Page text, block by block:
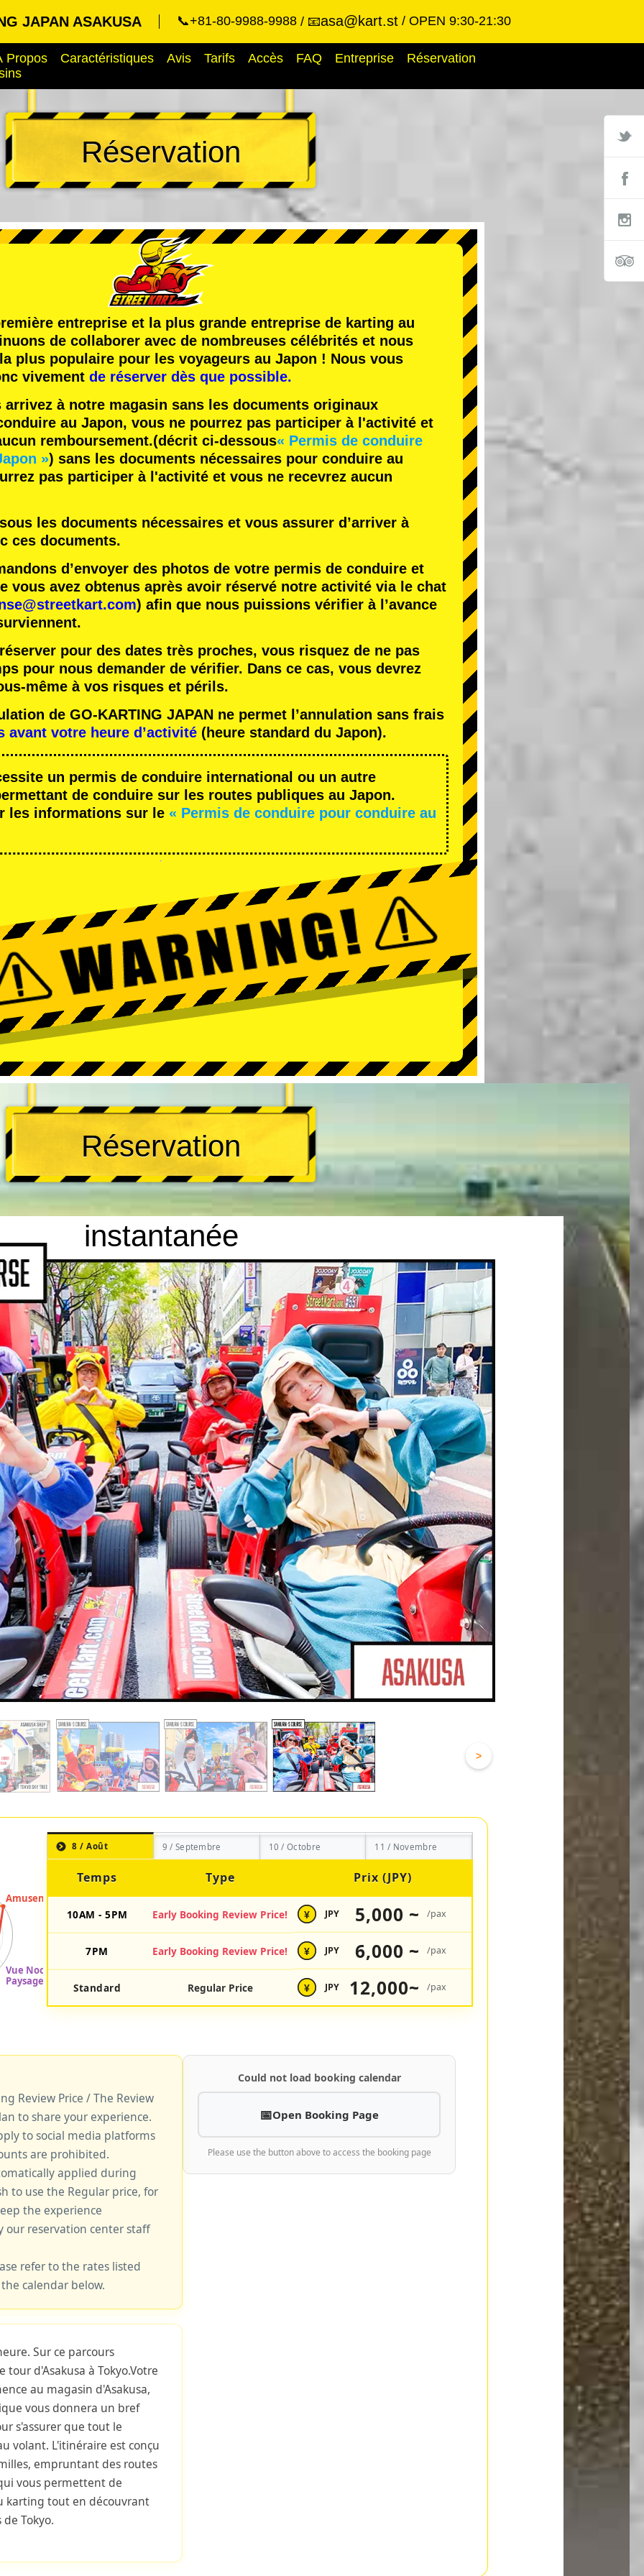
JAPAN ASAKUSA 📞+81-80-9988-9988 📧asa@kart.st OPEN 9:30-21:30
Propos Caractéristiques Avis Tarifs Accès FAQ Entreprise
Réservation
Réservation
entreprise et la plus grande entreprise de karting au
de collaborer avec de nombreuses célébrités et nous
plus populaire pour les voyageurs au Japon ! Nous vous
vivement de réserver dès que possible.
à notre magasin sans les documents originaux
au Japon, vous ne pourrez pas participer à l'activité et
remboursement.(décrit ci-dessous« Permis de conduire
») sans les documents nécessaires pour conduire au
pas participer à l'activité et vous ne recevrez aucun
les documents nécessaires et vous assurer d’arriver à
ces documents.
d’envoyer des photos de votre permis de conduire et
vous avez obtenus après avoir réservé notre activité via le chat
) afin que nous puissions vérifier à l’avance
pour des dates très proches, vous risquez de ne pas
pour nous demander de vérifier. Dans ce cas, vous devrez
même à vos risques et périls.
de GO-KARTING JAPAN ne permet l’annulation sans frais
avant votre heure d’activité (heure standard du Japon).
un permis de conduire international ou un autre
de conduire sur les routes publiques au Japon.
les informations sur le « Permis de conduire pour conduire au
Réservation
instantanée
>
8 / Août 9 / Septembre 10 / Octobre 11 / Novembre
Temps Type Prix (JPY)
10AM - 5PM Early Booking Review Price! ¥ JPY 5,000 ~ /pax
7PM Early Booking Review Price! ¥ JPY 6,000 ~ /pax
Standard Regular Price ¥ JPY 12,000~ /pax
Review Price / The Review
to share your experience.
to social media platforms
are prohibited.
applied during
to use the Regular price, for
the experience
our reservation center staff
refer to the rates listed
calendar below.
Sur ce parcours
tour d'Asakusa à Tokyo.Votre
au magasin d'Asakusa,
vous donnera un bref
s'assurer que tout le
volant. L'itinéraire est conçu
empruntant des routes
vous permettent de
karting tout en découvrant
Tokyo.
Could not load booking calendar
Open Booking Page
Please use the button above to access the booking page